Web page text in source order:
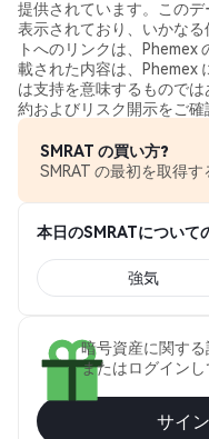
提供されています。この
表示されており、いかな
トへのリンクは、
載された内容は、Phemex
は支持を意味するもので
約およびリスク開示をご確
SMRAT の買い方?
SMRAT の最初を取得す
本日のSMRATについて
強気
暗号資産に関す
またはログインし
サイ